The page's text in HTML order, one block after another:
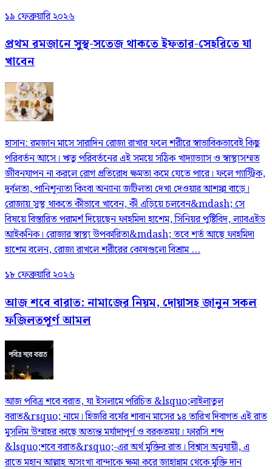
১৯ ফেব্রুয়ারি ২০২৬
প্রথম রমজানে সুস্থ-সতেজ থাকতে ইফতার-সেহরিতে যা
খাবেন
হাসান: রমজান মাসে সারাদিন রোজা রাখার ফলে শরীরে স্বাভাবিকভাবেই কিছু
পরিবর্তন আসে। ঋতু পরিবর্তনের এই সময়ে সঠিক খাদ্যাভ্যাস ও স্বাস্থ্যসম্মত
জীবনযাপন না করলে রোগ প্রতিরোধ ক্ষমতা কমে যেতে পারে। ফলে গ্যাস্ট্রিক,
দুর্বলতা, পানিশূন্যতা কিংবা অন্যান্য জটিলতা দেখা দেওয়ার আশঙ্কা বাড়ে।
রোজায় সুস্থ থাকতে কীভাবে খাবেন, কী এড়িয়ে চলবেন&mdash; সে
বিষয়ে বিস্তারিত পরামর্শ দিয়েছেন ফাহমিদা হাশেম, সিনিয়র পুষ্টিবিদ, ল্যাবএইড
আইকনিক। রোজার স্বাস্থ্য উপকারিতা&mdash; তবে শর্ত আছে ফাহমিদা
হাশেম বলেন, রোজা রাখলে শরীরের কোষগুলো বিশ্রাম ...
১৮ ফেব্রুয়ারি ২০২৬
আজ শবে বারাত: নামাজের নিয়ম, দোয়াসহ জানুন সকল
ফজিলতপূর্ণ আমল
আজ পবিত্র শবে বরাত, যা ইসলামে পরিচিত &lsquo;লাইলাতুল
বরাত&rsquo; নামে। হিজরি বর্ষের শাবান মাসের ১৪ তারিখ দিবাগত এই রাত
মুসলিম উম্মাহর কাছে অত্যন্ত মর্যাদাপূর্ণ ও বরকতময়। ফারসি শব্দ
&lsquo;শবে বরাত&rsquo;-এর অর্থ মুক্তির রাত। বিশ্বাস অনুযায়ী, এ
রাতে মহান আল্লাহ অসংখ্য বান্দাকে ক্ষমা করে জাহান্নাম থেকে মুক্তি দান